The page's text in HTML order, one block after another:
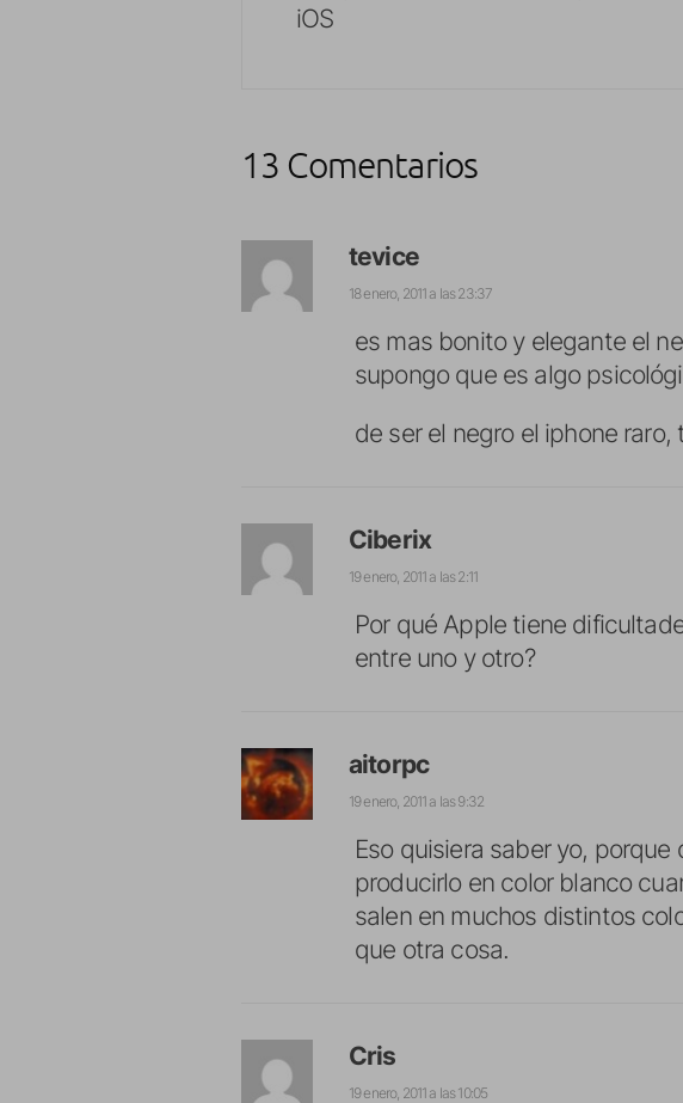
iOS
13 Comentarios
tevice
18 enero, 2011 a las 23:37
es mas bonito y elegante el
supongo que es algo
de ser el negro el iphone
Ciberix
19 enero, 2011 a las 2:11
Por qué Apple tiene
entre uno y otro?
aitorpc
19 enero, 2011 a las 9:32
Eso quisiera saber yo,
producirlo en color blanco
salen en muchos distintos
que otra cosa.
Cris
19 enero, 2011 a las 10:05